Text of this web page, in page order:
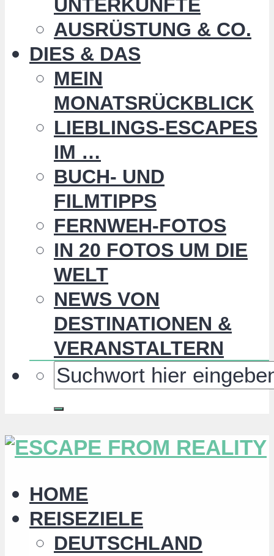
UNTERKÜNFTE
AUSRÜSTUNG & CO.
DIES & DAS
MEIN
MONATSRÜCKBLICK
LIEBLINGS-ESCAPES
IM …
BUCH- UND
FILMTIPPS
FERNWEH-FOTOS
IN 20 FOTOS UM DIE
WELT
NEWS VON
DESTINATIONEN &
VERANSTALTERN
HOME
REISEZIELE
DEUTSCHLAND